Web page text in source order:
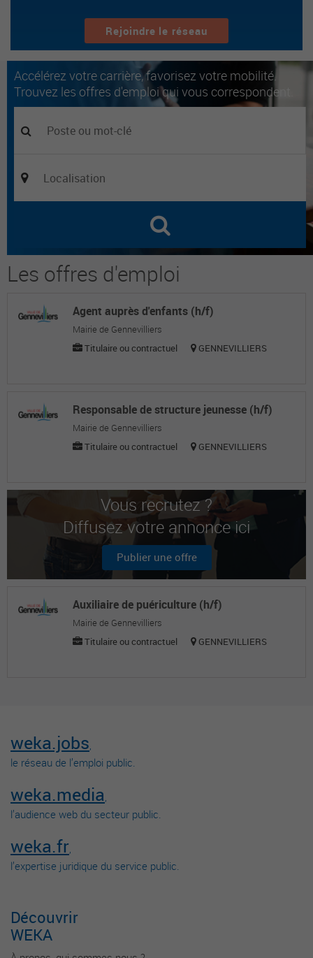
Rejoindre le réseau
Accélérez votre carrière, favorisez votre mobilité.
Trouvez les offres d'emploi qui vous correspondent.
Les offres d'emploi
Agent auprès d'enfants (h/f)
Mairie de Gennevilliers
Titulaire ou contractuel
GENNEVILLIERS
Responsable de structure jeunesse (h/f)
Mairie de Gennevilliers
Titulaire ou contractuel
GENNEVILLIERS
Vous recrutez ?
Diffusez votre annonce ici
Publier une offre
Auxiliaire de puériculture (h/f)
Mairie de Gennevilliers
Titulaire ou contractuel
GENNEVILLIERS
weka.jobs,
le réseau de l’emploi public.
weka.media,
l’audience web du secteur public.
weka.fr,
l’expertise juridique du service public.
Découvrir
WEKA